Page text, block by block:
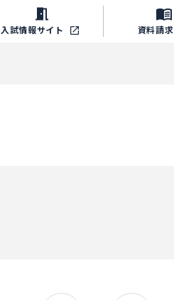
入試情報サイト 資料請求